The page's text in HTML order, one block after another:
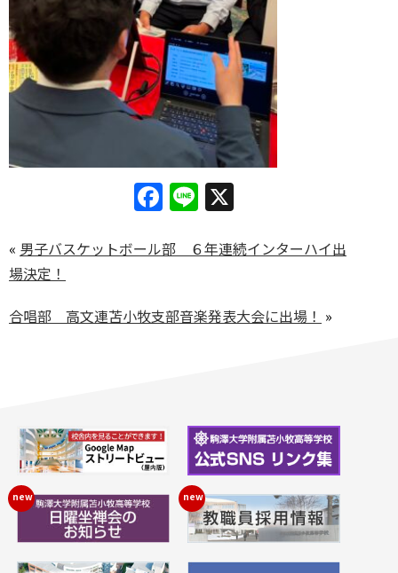
Facebook
Line
« 男子バスケットボール部 ６年連続インターハイ出
場決定！
合唱部 高文連苫小牧支部音楽発表大会に出場！ »